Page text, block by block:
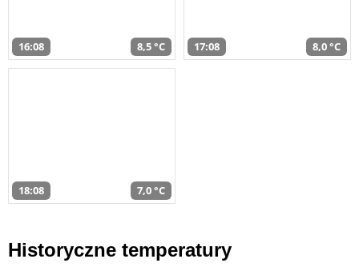
16:08 8,5 °C 17:08 8,0 °C
18:08 7,0 °C
Historyczne temperatury